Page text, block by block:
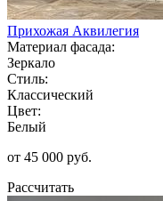
Прихожая Аквилегия
Материал фасада:
Зеркало
Стиль:
Классический
Цвет:
Белый
от 45 000 руб.
Рассчитать